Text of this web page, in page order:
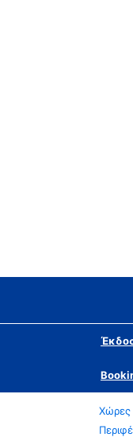
Χώρες